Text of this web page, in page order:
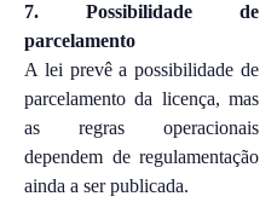
7. Possibilidade de
parcelamento
A lei prevê a possibilidade de
parcelamento da licença, mas
as regras operacionais
dependem de regulamentação
ainda a ser publicada.